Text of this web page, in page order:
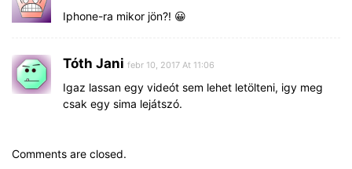
Iphone-ra mikor jön?! 😀
Tóth Jani febr 10, 2017 At 11:06
Igaz lassan egy videót sem lehet letölteni, igy meg
csak egy sima lejátszó.
Comments are closed.